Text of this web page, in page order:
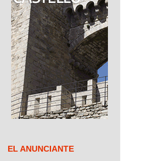
EL ANUNCIANTE